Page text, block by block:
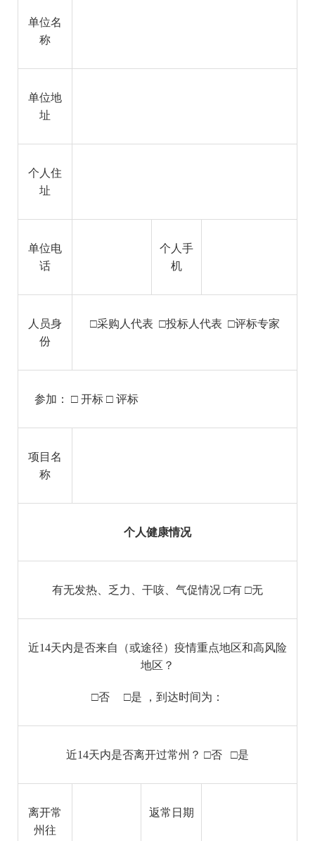
单位名
称
单位地
址
个人住
址
单位电
话
个人手
机
人员身
份
□采购人代表 □投标人代表 □评标专家
参加： □ 开标 □ 评标
项目名
称
个人健康情况
有无发热、乏力、干咳、气促情况 □有 □无
近14天内是否来自（或途径）疫情重点地区和高风险
地区？
□否 □是 ，到达时间为：
近14天内是否离开过常州？ □否 □是
离开常
州往
返常日期